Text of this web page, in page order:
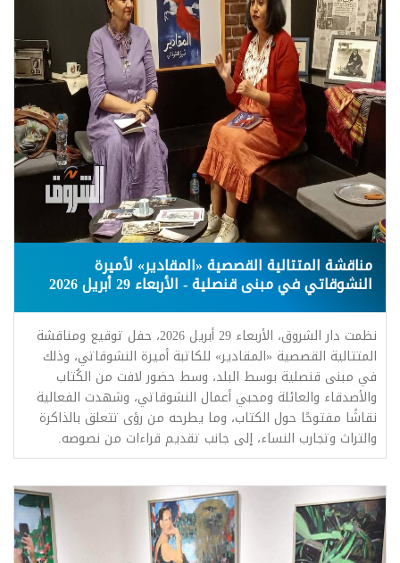
مناقشة المتتالية القصصية «المقادير» لأميرة
النشوقاتي في مبنى قنصلية - الأربعاء 29 أبريل 2026
نظمت دار الشروق، الأربعاء 29 أبريل 2026، حفل توقيع ومناقشة
المتتالية القصصية «المقادير» للكاتبة أميرة النشوقاتي، وذلك
في مبنى قنصلية بوسط البلد، وسط حضور لافت من الكُتاب
والأصدقاء والعائلة ومحبي أعمال النشوقاتي، وشهدت الفعالية
نقاشًا مفتوحًا حول الكتاب، وما يطرحه من رؤى تتعلق بالذاكرة
والتراث وتجارب النساء، إلى جانب تقديم قراءات من نصوصه.